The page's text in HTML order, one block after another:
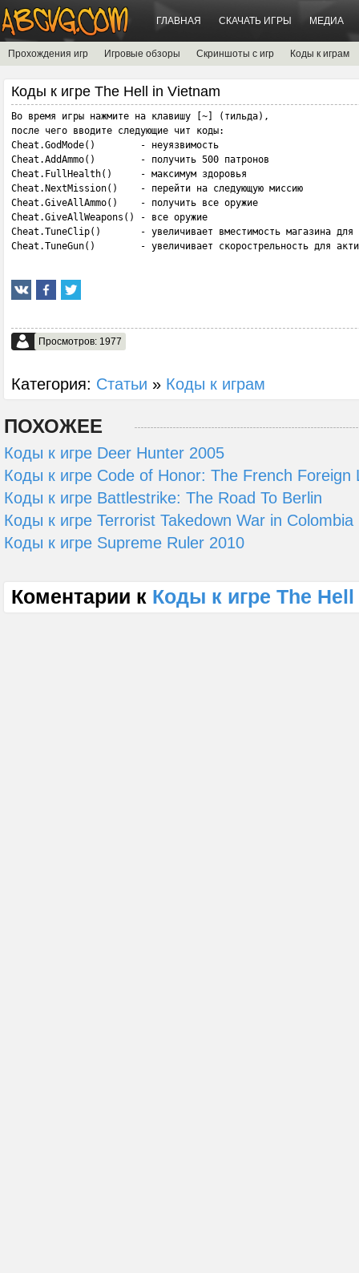
ГЛАВНАЯ СКАЧАТЬ ИГРЫ МЕДИА
Прохождения игр Игровые обзоры Скриншоты с игр Коды к играм
Коды к игре The Hell in Vietnam
Во время игры нажмите на клавишу [~] (тильда),
после чего вводите следующие чит коды:
Cheat.GodMode()        - неуязвимость
Cheat.AddAmmo()        - получить 500 патронов
Cheat.FullHealth()     - максимум здоровья
Cheat.NextMission()    - перейти на следующую миссию
Cheat.GiveAllAmmo()    - получить все оружие
Cheat.GiveAllWeapons() - все оружие
Cheat.TuneClip()       - увеличивает вместимость магазина для
Cheat.TuneGun()        - увеличивает скорострельность для
Просмотров: 1977
Категория: Статьи » Коды к играм
ПОХОЖЕЕ
Коды к игре Deer Hunter 2005
Коды к игре Code of Honor: The French Foreign
Коды к игре Battlestrike: The Road To Berlin
Коды к игре Terrorist Takedown War in Colombia
Коды к игре Supreme Ruler 2010
Коментарии к Коды к игре The